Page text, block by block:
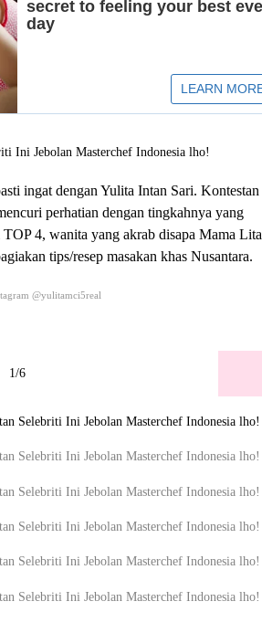
ingat dengan Yulita Intan Sari. Kontestan
perhatian dengan tingkahnya yang
4, wanita yang akrab disapa Mama Lita
tips/resep masakan khas Nusantara.
@yulitamci5real
1/6